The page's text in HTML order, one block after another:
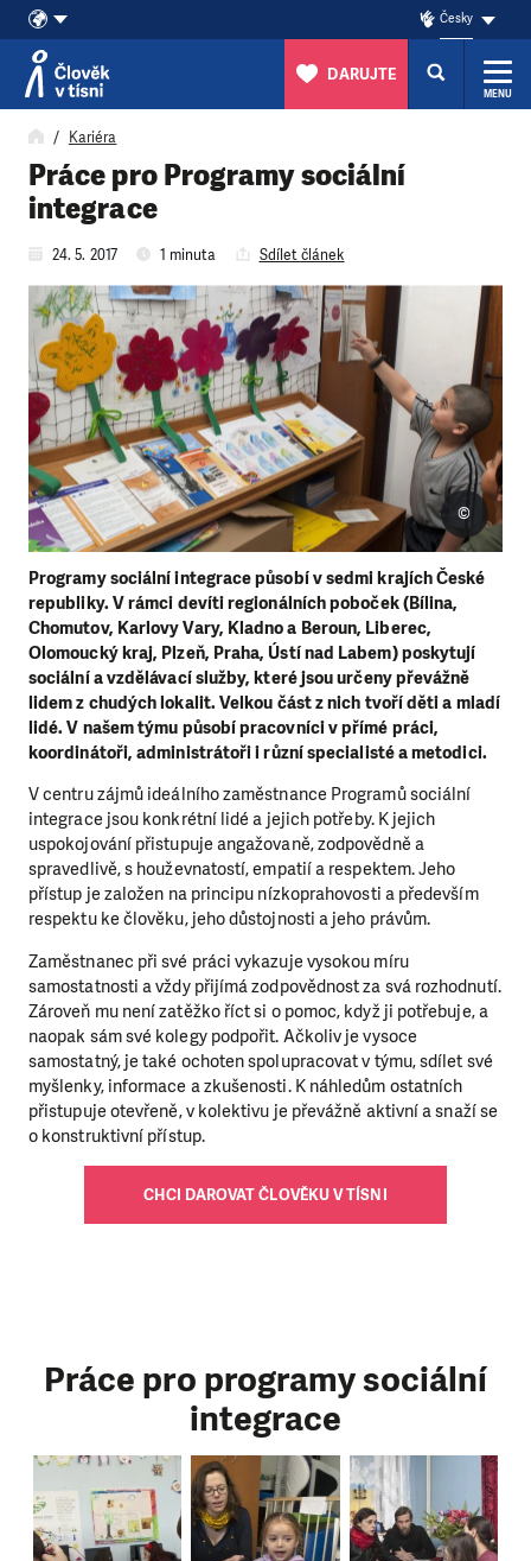
Přeskočit na obsah
Česky
DARUJTE
MENU
Kariéra
Práce pro Programy sociální
integrace
24. 5. 2017 1 minuta Sdílet článek
Programy sociální integrace působí v sedmi krajích České
republiky. V rámci devíti regionálních poboček (Bílina,
Chomutov, Karlovy Vary, Kladno a Beroun, Liberec,
Olomoucký kraj, Plzeň, Praha, Ústí nad Labem) poskytují
sociální a vzdělávací služby, které jsou určeny převážně
lidem z chudých lokalit. Velkou část z nich tvoří děti a mladí
lidé. V našem týmu působí pracovníci v přímé práci,
koordinátoři, administrátoři i různí specialisté a metodici.
©
V centru zájmů ideálního zaměstnance Programů sociální
integrace jsou konkrétní lidé a jejich potřeby. K jejich
uspokojování přistupuje angažovaně, zodpovědně a
spravedlivě, s houževnatostí, empatií a respektem. Jeho
přístup je založen na principu nízkoprahovosti a především
respektu ke člověku, jeho důstojnosti a jeho právům.
Zaměstnanec při své práci vykazuje vysokou míru
samostatnosti a vždy přijímá zodpovědnost za svá rozhodnutí.
Zároveň mu není zatěžko říct si o pomoc, když ji potřebuje, a
naopak sám své kolegy podpořit. Ačkoliv je vysoce
samostatný, je také ochoten spolupracovat v týmu, sdílet své
myšlenky, informace a zkušenosti. K náhledům ostatních
přistupuje otevřeně, v kolektivu je převážně aktivní a snaží se
o konstruktivní přístup.
CHCI DAROVAT ČLOVĚKU V TÍSNI
Práce pro programy sociální
integrace